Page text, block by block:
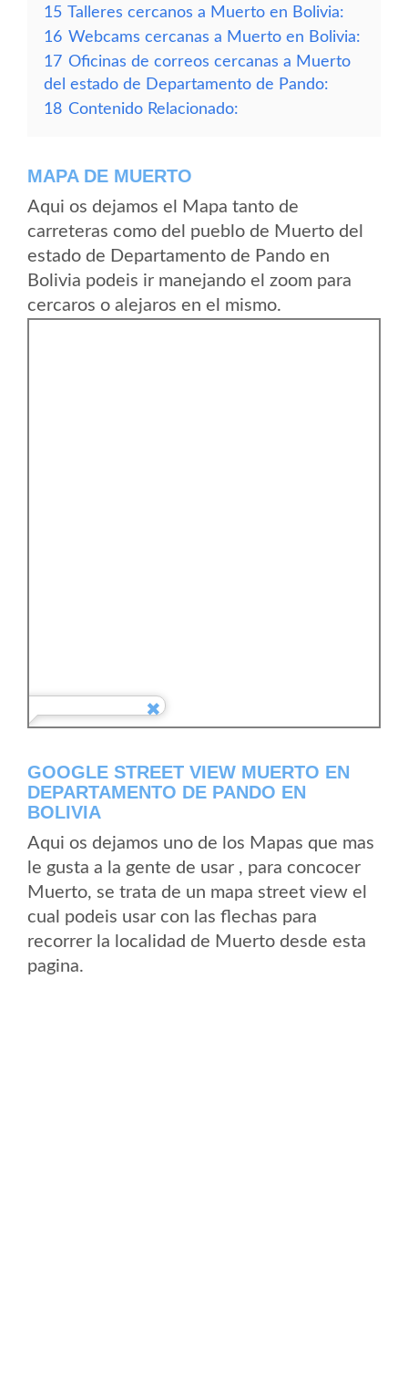
15 Talleres cercanos a Muerto en Bolivia:
16 Webcams cercanas a Muerto en Bolivia:
17 Oficinas de correos cercanas a Muerto
del estado de Departamento de Pando:
18 Contenido Relacionado:
MAPA DE MUERTO
Aqui os dejamos el Mapa tanto de
carreteras como del pueblo de Muerto del
estado de Departamento de Pando en
Bolivia podeis ir manejando el zoom para
cercaros o alejaros en el mismo.
GOOGLE STREET VIEW MUERTO EN
DEPARTAMENTO DE PANDO EN
BOLIVIA
Aqui os dejamos uno de los Mapas que mas
le gusta a la gente de usar , para concocer
Muerto, se trata de un mapa street view el
cual podeis usar con las flechas para
recorrer la localidad de Muerto desde esta
pagina.